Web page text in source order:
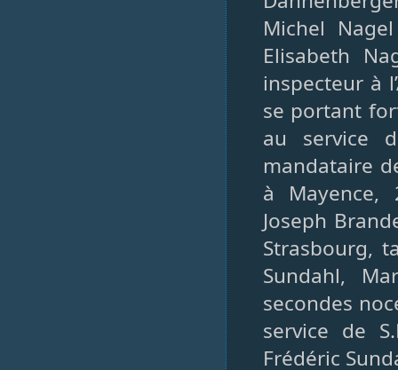
Michel
Elisabeth
inspecteur à
se portant
au service
mandataire
à Mayence,
Joseph
Strasbourg,
Sundahl,
secondes
service de
Frédéric